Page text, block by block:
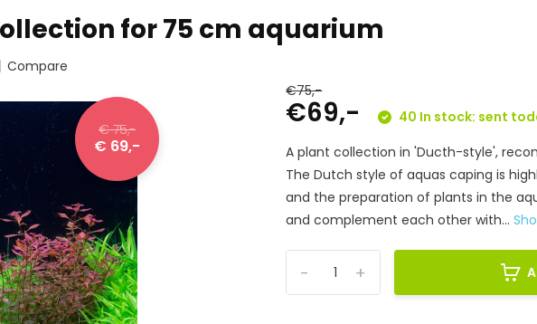
for 75 cm aquarium
Compare
€ 75,-
€ 69,-
€75,-
€69,-
40 In stock: sent
A plant collection in 'Ducth-style',
The Dutch style of aquas caping is
and the preparation of plants in the
and complement each other with...
+
-